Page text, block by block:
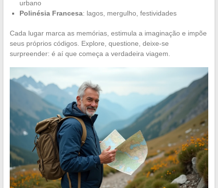
urbano
Polinésia Francesa: lagos, mergulho, festividades
Cada lugar marca as memórias, estimula a imaginação e impõe
seus próprios códigos. Explore, questione, deixe-se
surpreender: é aí que começa a verdadeira viagem.